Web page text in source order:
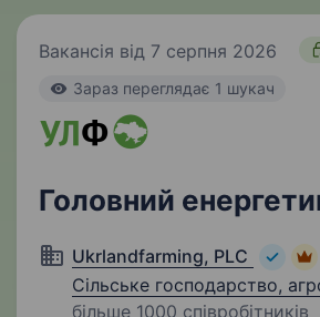
Вакансія від 7 серпня 2026
Зараз переглядає 1 шукач
Головний
Ukrlandfarming, PLC
Сільське господарство,
більше 1000 співробітників